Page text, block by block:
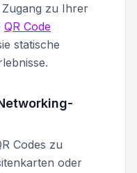
zu Ihrer
QR Code
statische
Codes zu
oder